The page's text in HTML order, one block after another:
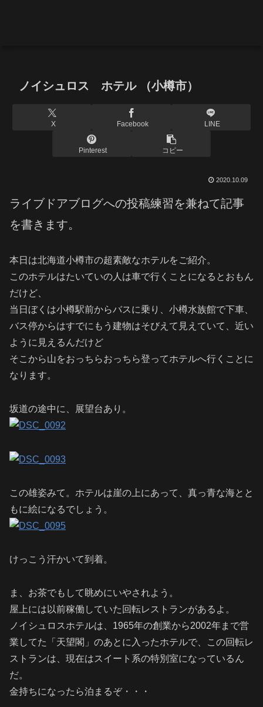
ノイシュロス ホテル （小樽市）
X Facebook LINE
Pinterest コピー
2020.10.09
ライブドアブログへの投稿練習を兼ねて記事
を書きます。
本日は北海道小樽市の超素敵なホテルをご紹介。
このホテルはたいていの人は車で行くことになるとおもん
だけど、
当日ぼくは小樽駅前からバスに乗り、小樽水族館で下車、
バス停からはすでにもう建物はそびえて見えていて、近い
ように見えるんだけど
そこから山をおっちらおっちら登ってホテルへ行くことに
なります。
坂道の途中に、展望台あり。
この雄姿みて。ホテルは崖の上にあって、真っ青な海とと
もに絵になるでしょう。
けっこう汗かいて到着。
ま、お茶でもして眺めにいやされよう。
屋上には以前稼働していた回転レストランがあるよ。
ノイシュロスホテルは、 1965年の創業から2002年まで営
業してた「天望閣」のあとに入ったホテルで、この回転レ
ストランは、現在はスイート系の特別室になっているん
だ。
金持ちになったら泊まるぞ・・・